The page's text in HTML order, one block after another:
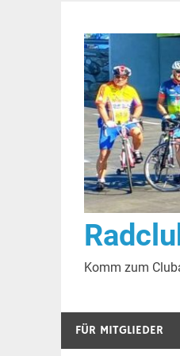
springen
Komm zum
FÜR MITGLIEDER